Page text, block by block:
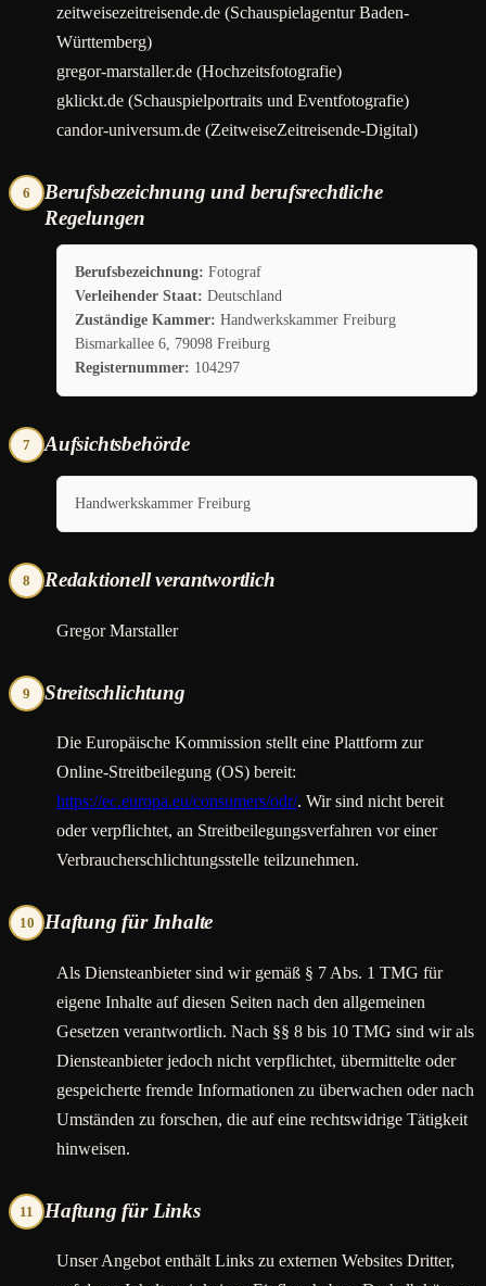
zeitweisezeitreisende.de (Schauspielagentur Baden-
Württemberg)
gregor-marstaller.de (Hochzeitsfotografie)
gklickt.de (Schauspielportraits und Eventfotografie)
candor-universum.de (ZeitweiseZeitreisende-Digital)
6
Berufsbezeichnung und berufsrechtliche
Regelungen
Berufsbezeichnung: Fotograf
Verleihender Staat: Deutschland
Zuständige Kammer: Handwerkskammer Freiburg
Bismarkallee 6, 79098 Freiburg
Registernummer: 104297
7 Aufsichtsbehörde
Handwerkskammer Freiburg
8 Redaktionell verantwortlich
Gregor Marstaller
9 Streitschlichtung
Die Europäische Kommission stellt eine Plattform zur
Online-Streitbeilegung (OS) bereit:
https://ec.europa.eu/consumers/odr/. Wir sind nicht bereit
oder verpflichtet, an Streitbeilegungsverfahren vor einer
Verbraucherschlichtungsstelle teilzunehmen.
10 Haftung für Inhalte
Als Diensteanbieter sind wir gemäß § 7 Abs. 1 TMG für
eigene Inhalte auf diesen Seiten nach den allgemeinen
Gesetzen verantwortlich. Nach §§ 8 bis 10 TMG sind wir als
Diensteanbieter jedoch nicht verpflichtet, übermittelte oder
gespeicherte fremde Informationen zu überwachen oder nach
Umständen zu forschen, die auf eine rechtswidrige Tätigkeit
hinweisen.
11 Haftung für Links
Unser Angebot enthält Links zu externen Websites Dritter,